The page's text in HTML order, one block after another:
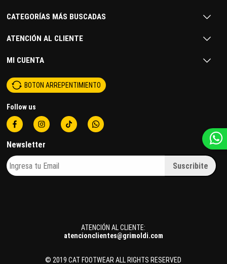
CATEGORÍAS MÁS BUSCADAS
ATENCIÓN AL CLIENTE
MI CUENTA
ATENCIÓN AL CLIENTE:
atencionclientes@grimoldi.com
© 2019 CAT FOOTWEAR ALL RIGHTS RESERVED
BOTON ARREPENTIMIENTO
Follow us
Newsletter